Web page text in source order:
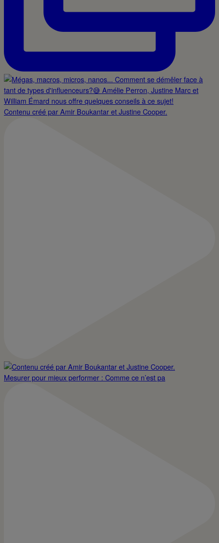
Contenu créé par Amir Boukantar et Justine Cooper.
Mesurer pour mieux performer : Comme ce n’est pa